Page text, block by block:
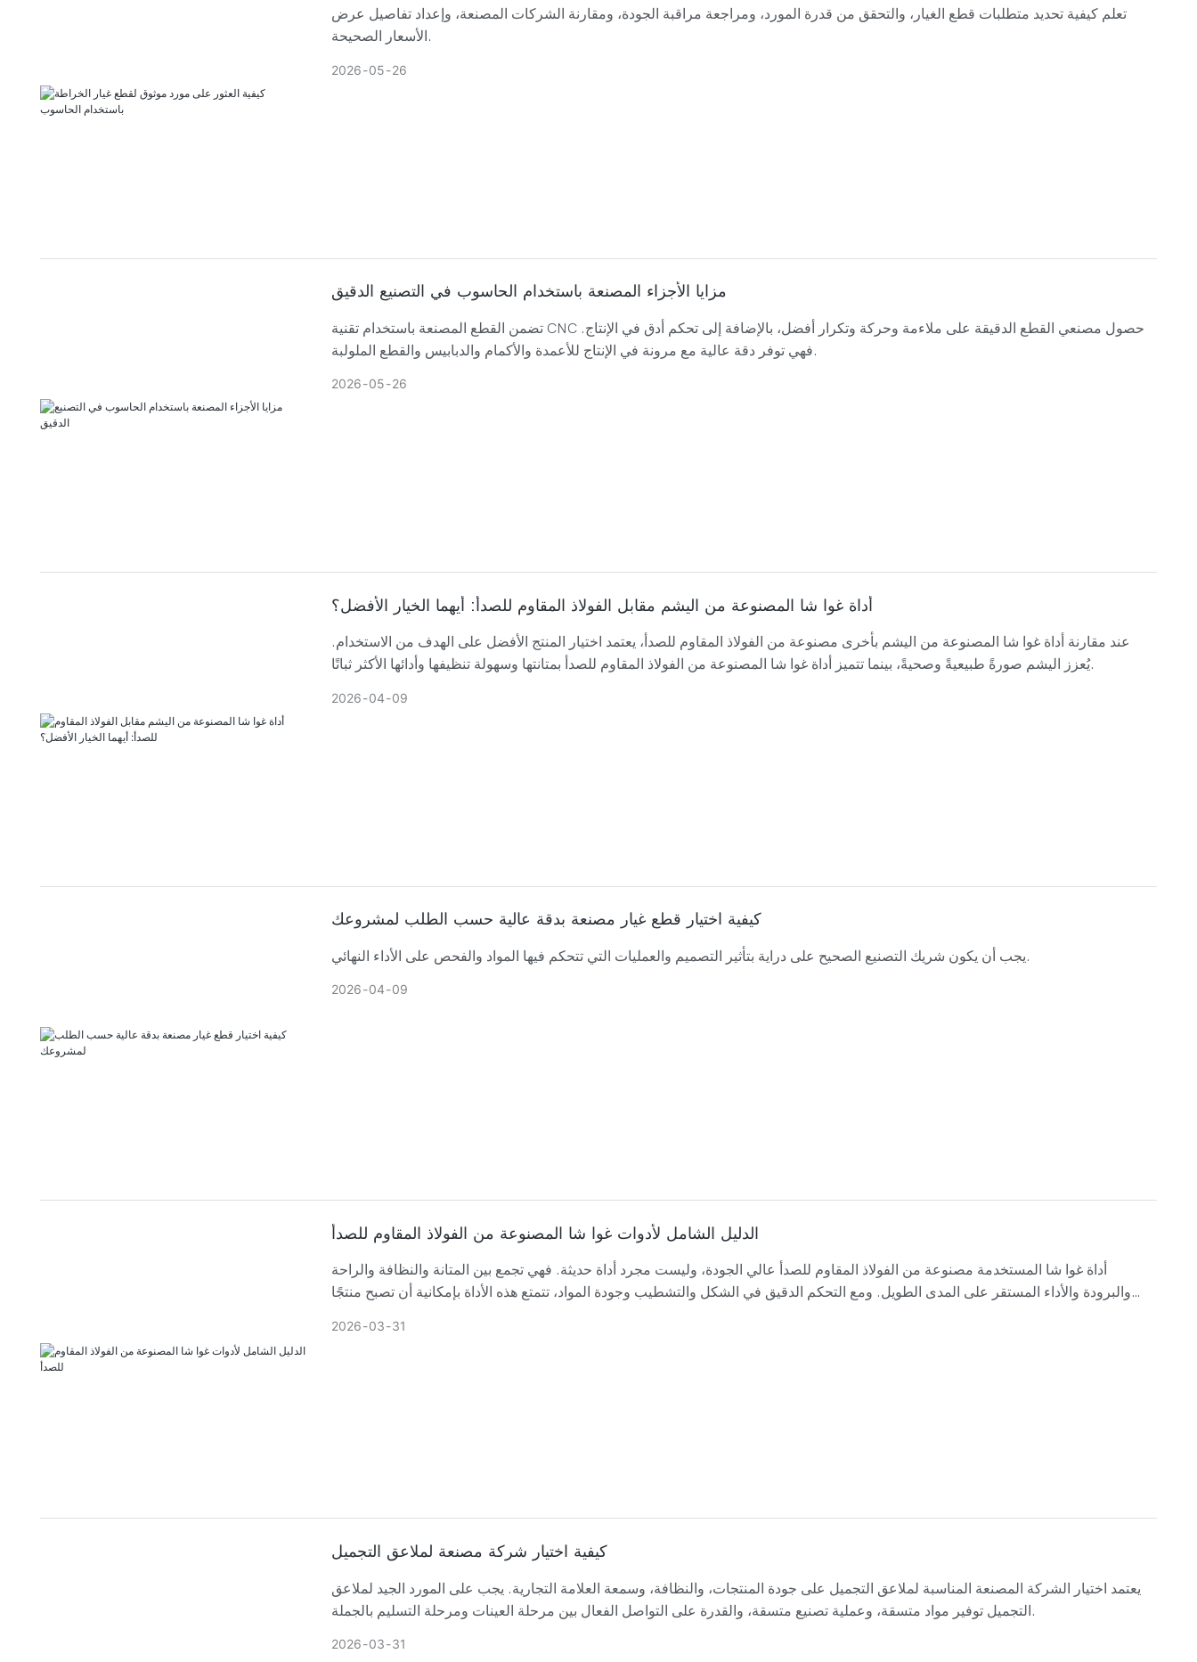
تعلم كيفية تحديد متطلبات قطع الغيار، والتحقق من قدرة المورد، ومراجعة مراقبة الجودة، ومقارنة الشركات المصنعة، وإعداد تفاصيل عرض
الأسعار الصحيحة.
2026 05 26
مزايا الأجزاء المصنعة باستخدام الحاسوب في التصنيع الدقيق
تضمن القطع المصنعة باستخدام تقنية CNC حصول مصنعي القطع الدقيقة على ملاءمة وحركة وتكرار أفضل، بالإضافة إلى تحكم أدق في الإنتاج.
فهي توفر دقة عالية مع مرونة في الإنتاج للأعمدة والأكمام والدبابيس والقطع الملولبة.
2026 05 26
أداة غوا شا المصنوعة من اليشم مقابل الفولاذ المقاوم للصدأ: أيهما الخيار الأفضل؟
عند مقارنة أداة غوا شا المصنوعة من اليشم بأخرى مصنوعة من الفولاذ المقاوم للصدأ، يعتمد اختيار المنتج الأفضل على الهدف من الاستخدام.
يُعزز اليشم صورةً طبيعيةً وصحيةً، بينما تتميز أداة غوا شا المصنوعة من الفولاذ المقاوم للصدأ بمتانتها وسهولة تنظيفها وأدائها الأكثر ثباتًا.
2026 04 09
كيفية اختيار قطع غيار مصنعة بدقة عالية حسب الطلب لمشروعك
يجب أن يكون شريك التصنيع الصحيح على دراية بتأثير التصميم والعمليات التي تتحكم فيها المواد والفحص على الأداء النهائي.
2026 04 09
الدليل الشامل لأدوات غوا شا المصنوعة من الفولاذ المقاوم للصدأ
أداة غوا شا المستخدمة مصنوعة من الفولاذ المقاوم للصدأ عالي الجودة، وليست مجرد أداة حديثة. فهي تجمع بين المتانة والنظافة والراحة
والبرودة والأداء المستقر على المدى الطويل. ومع التحكم الدقيق في الشكل والتشطيب وجودة المواد، تتمتع هذه الأداة بإمكانية أن تصبح منتجًا
2026 03 31
كيفية اختيار شركة مصنعة لملاعق التجميل
يعتمد اختيار الشركة المصنعة المناسبة لملاعق التجميل على جودة المنتجات، والنظافة، وسمعة العلامة التجارية. يجب على المورد الجيد لملاعق
التجميل توفير مواد متسقة، وعملية تصنيع متسقة، والقدرة على التواصل الفعال بين مرحلة العينات ومرحلة التسليم بالجملة.
2026 03 31